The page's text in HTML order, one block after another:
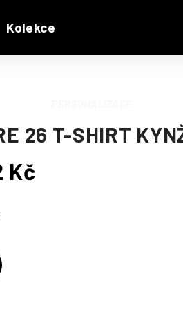
Kolekce
26 T-SHIRT
Kč